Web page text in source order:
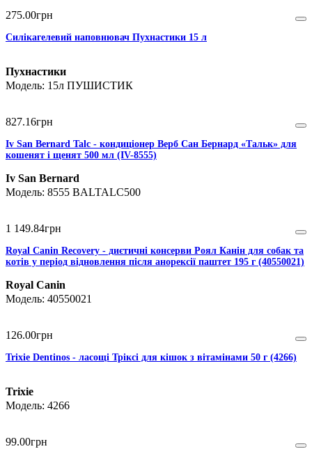
275.00грн
Силікагелевий наповнювач Пухнастики 15 л
Пухнастики
15л ПУШИСТИК
827.16грн
Iv San Bernard Talc - кондиціонер Верб Сан Бернард «Тальк» для
кошенят і щенят 500 мл (IV-8555)
Iv San Bernard
8555 BALTALC500
1 149.84грн
Royal Canin Recovery - диєтичні консерви Роял Канін для собак та
котів у період відновлення після анорексії паштет 195 г (40550021)
Royal Canin
40550021
126.00грн
Trixie Dentinos - ласощі Тріксі для кішок з вітамінами 50 г (4266)
Trixie
4266
99.00грн